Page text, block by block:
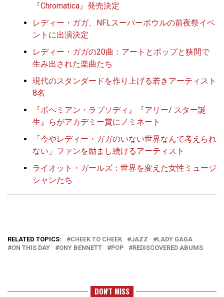
『Chromatica』発売決定
レディー・ガガ、NFLスーパーボウルの前夜祭イベ
ントに出演決定
レディー・ガガの20曲：アートとポップと狭間で
生み出された楽曲たち
現代のスタンダードを作り上げる若きアーティスト
8名
『ボヘミアン・ラプソディ』『アリー/ スター誕
生』らがアカデミー賞にノミネート
「今やレディー・ガガのいない世界なんて考えられ
ない」ファンを励まし続けるアーティスト
ライオット・ガールズ：世界を変えた女性ミュージ
シャンたち
RELATED TOPICS: CHEEK TO CHEEK JAZZ
LADY GAGA
ON THIS DAY
ONY BENNETT POP REDISCOVERED ABUMS
DON'T MISS